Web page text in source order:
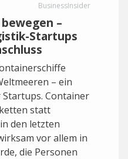
BusinessInsider
–
Startups
– ein
Container
statt
den letzten
vor allem in
die Personen